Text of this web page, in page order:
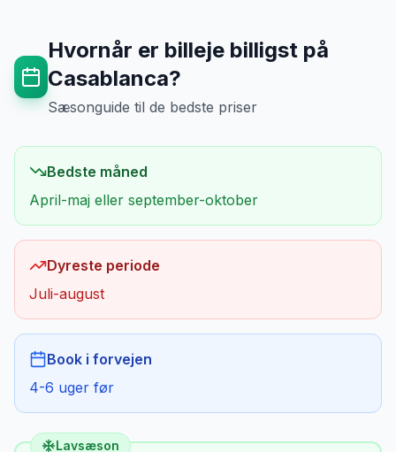
Hvornår er billeje billigst på
Casablanca?
Sæsonguide til de bedste priser
Bedste måned
April-maj eller september-oktober
Dyreste periode
Juli-august
Book i forvejen
4-6 uger før
Lavsæson